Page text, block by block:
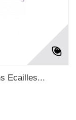
Ecailles...